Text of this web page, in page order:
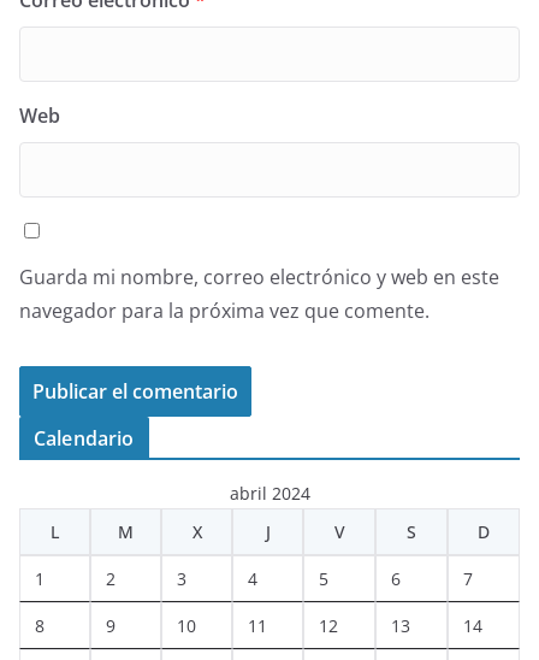
Web
Guarda mi nombre, correo electrónico y web en este
navegador para la próxima vez que comente.
Calendario
abril 2024
L
M X J V S D
1 2 3 4 5 6 7
8 9 10 11 12 13 14